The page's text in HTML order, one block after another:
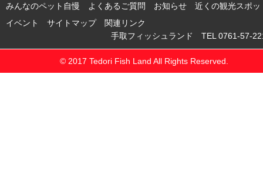
みんなのペット自慢
よくあるご質問 お知らせ
近くの観光スポッ
イベント
サイトマップ
関連リンク
手取フィッシュランド TEL 0761-57-
© 2017 Tedori Fish Land All Rights Reserved.